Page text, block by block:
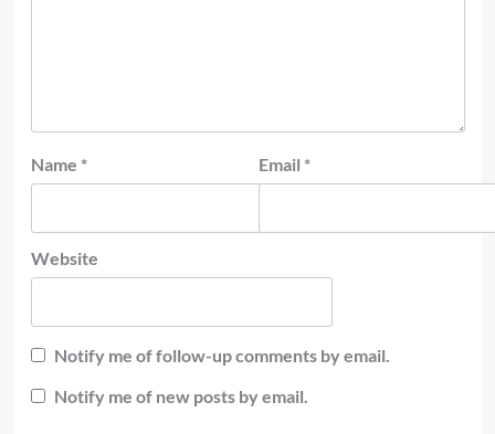
Name * Email *
Website
Notify me of follow-up comments by email.
Notify me of new posts by email.